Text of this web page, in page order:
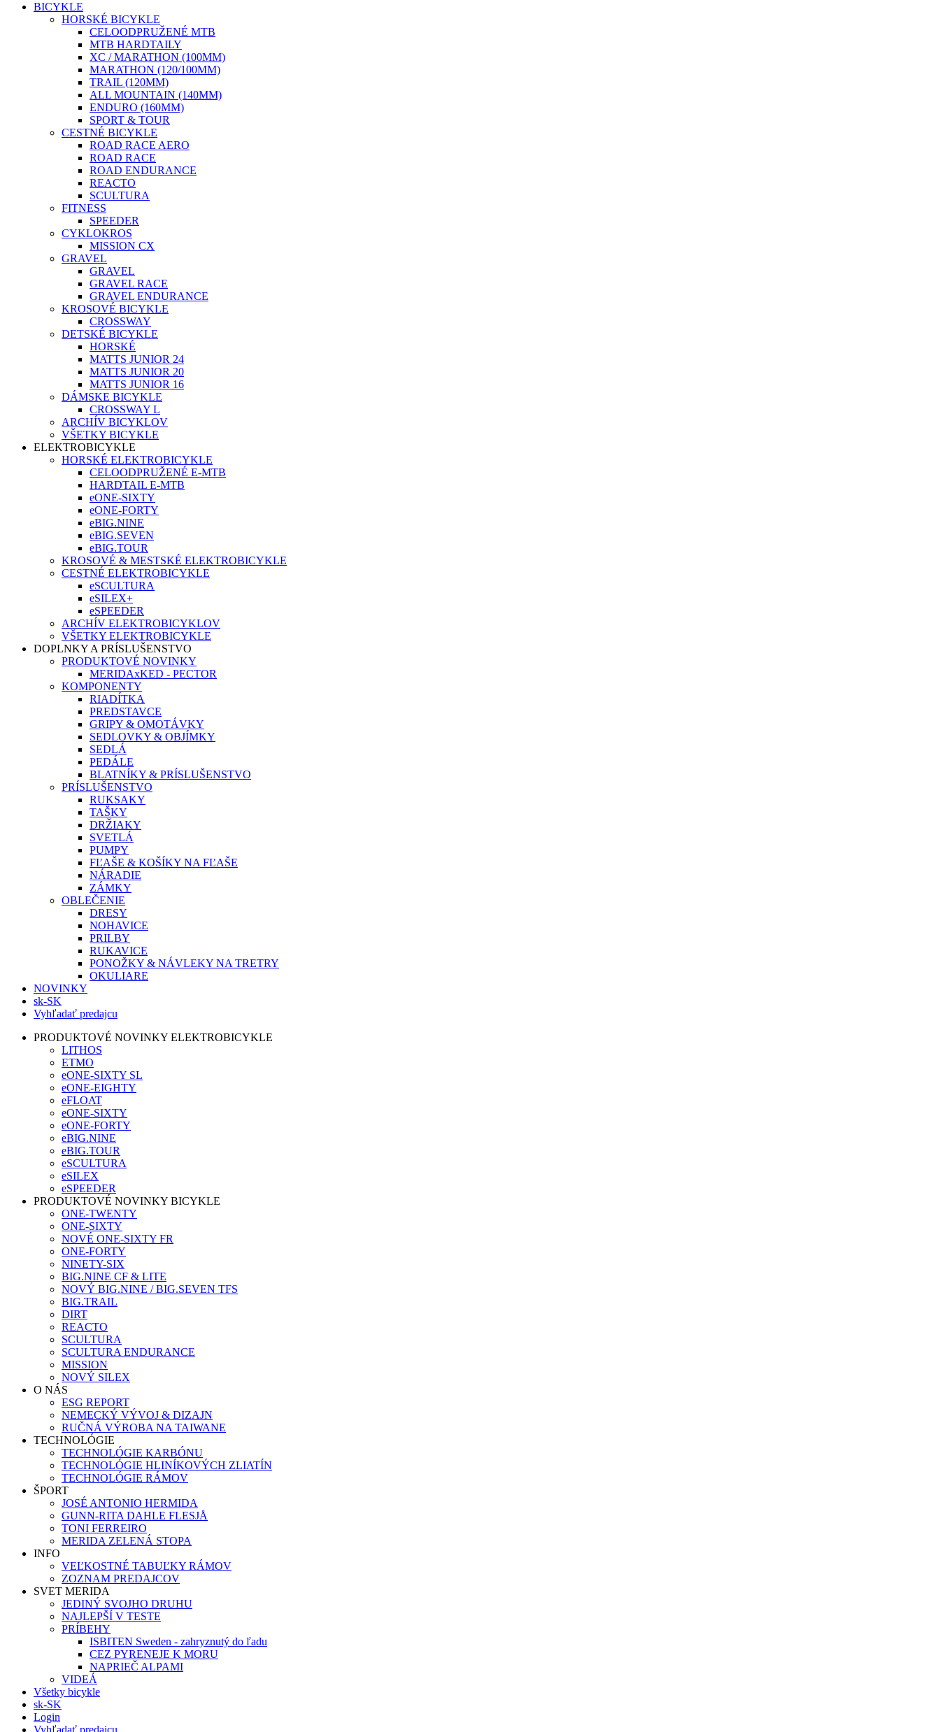
BICYKLE
HORSKÉ BICYKLE
CELOODPRUŽENÉ MTB
MTB HARDTAILY
XC / MARATHON (100MM)
MARATHON (120/100MM)
TRAIL (120MM)
ALL MOUNTAIN (140MM)
ENDURO (160MM)
SPORT & TOUR
CESTNÉ BICYKLE
ROAD RACE AERO
ROAD RACE
ROAD ENDURANCE
REACTO
SCULTURA
FITNESS
SPEEDER
CYKLOKROS
MISSION CX
GRAVEL
GRAVEL
GRAVEL RACE
GRAVEL ENDURANCE
KROSOVÉ BICYKLE
CROSSWAY
DETSKÉ BICYKLE
HORSKÉ
MATTS JUNIOR 24
MATTS JUNIOR 20
MATTS JUNIOR 16
DÁMSKE BICYKLE
CROSSWAY L
ARCHÍV BICYKLOV
VŠETKY BICYKLE
ELEKTROBICYKLE
HORSKÉ ELEKTROBICYKLE
CELOODPRUŽENÉ E-MTB
HARDTAIL E-MTB
eONE-SIXTY
eONE-FORTY
eBIG.NINE
eBIG.SEVEN
eBIG.TOUR
KROSOVÉ & MESTSKÉ ELEKTROBICYKLE
CESTNÉ ELEKTROBICYKLE
eSCULTURA
eSILEX+
eSPEEDER
ARCHÍV ELEKTROBICYKLOV
VŠETKY ELEKTROBICYKLE
DOPLNKY A PRÍSLUŠENSTVO
PRODUKTOVÉ NOVINKY
MERIDAxKED - PECTOR
KOMPONENTY
RIADÍTKA
PREDSTAVCE
GRIPY & OMOTÁVKY
SEDLOVKY & OBJÍMKY
SEDLÁ
PEDÁLE
BLATNÍKY & PRÍSLUŠENSTVO
PRÍSLUŠENSTVO
RUKSAKY
TAŠKY
DRŽIAKY
SVETLÁ
PUMPY
FĽAŠE & KOŠÍKY NA FĽAŠE
NÁRADIE
ZÁMKY
OBLEČENIE
DRESY
NOHAVICE
PRILBY
RUKAVICE
PONOŽKY & NÁVLEKY NA TRETRY
OKULIARE
NOVINKY
sk-SK
Vyhľadať predajcu
PRODUKTOVÉ NOVINKY ELEKTROBICYKLE
LITHOS
ETMO
eONE-SIXTY SL
eONE-EIGHTY
eFLOAT
eONE-SIXTY
eONE-FORTY
eBIG.NINE
eBIG.TOUR
eSCULTURA
eSILEX
eSPEEDER
PRODUKTOVÉ NOVINKY BICYKLE
ONE-TWENTY
ONE-SIXTY
NOVÉ ONE-SIXTY FR
ONE-FORTY
NINETY-SIX
BIG.NINE CF & LITE
NOVÝ BIG.NINE / BIG.SEVEN TFS
BIG.TRAIL
DIRT
REACTO
SCULTURA
SCULTURA ENDURANCE
MISSION
NOVÝ SILEX
O NÁS
ESG REPORT
NEMECKÝ VÝVOJ & DIZAJN
RUČNÁ VÝROBA NA TAIWANE
TECHNOLÓGIE
TECHNOLÓGIE KARBÓNU
TECHNOLÓGIE HLINÍKOVÝCH ZLIATÍN
TECHNOLÓGIE RÁMOV
ŠPORT
JOSÉ ANTONIO HERMIDA
GUNN-RITA DAHLE FLESJÅ
TONI FERREIRO
MERIDA ZELENÁ STOPA
INFO
VEĽKOSTNÉ TABUĽKY RÁMOV
ZOZNAM PREDAJCOV
SVET MERIDA
JEDINÝ SVOJHO DRUHU
NAJLEPŠÍ V TESTE
PRÍBEHY
ISBITEN Sweden - zahryznutý do ľadu
CEZ PYRENEJE K MORU
NAPRIEČ ALPAMI
VIDEÁ
Všetky bicykle
sk-SK
Login
Vyhľadať predajcu